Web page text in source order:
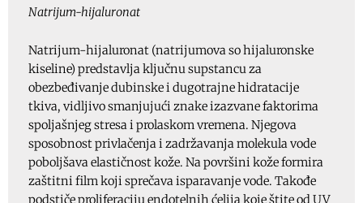
Natrijum-hijaluronat
Natrijum-hijaluronat (natrijumova so hijaluronske
kiseline) predstavlja ključnu supstancu za
obezbeđivanje dubinske i dugotrajne hidratacije
tkiva, vidljivo smanjujući znake izazvane faktorima
spoljašnjeg stresa i prolaskom vremena. Njegova
sposobnost privlačenja i zadržavanja molekula vode
poboljšava elastičnost kože. Na površini kože formira
zaštitni film koji sprečava isparavanje vode. Takođe
podstiče proliferaciju endotelnih ćelija koje štite od UV